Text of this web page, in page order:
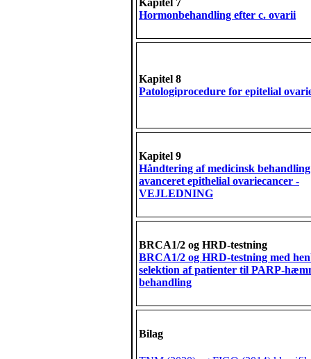
Hormonbehandling efter c. ovarii
Kapitel 8
Patologiprocedure for epitelial
Kapitel 9
Håndtering af medicinsk
avanceret epithelial ovariecancer -
VEJLEDNING
BRCA1/2 og HRD-testning
BRCA1/2 og HRD-testning med
selektion af patienter til PARP-
behandling
Bilag